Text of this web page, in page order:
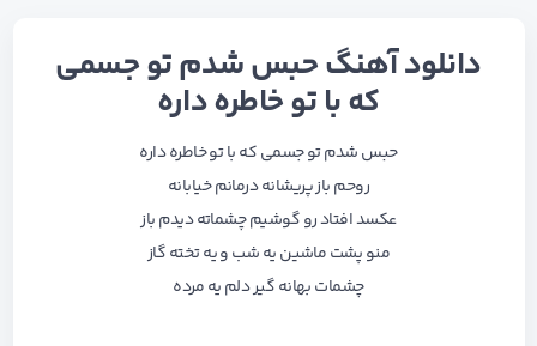
دانلود آهنگ حبس شدم تو جسمی
که با تو خاطره داره
حبس شدم تو جسمی که با تو خاطره داره
روحم باز پریشانه درمانم خیابانه
عکسد افتاد رو گوشیم چشماته دیدم باز
منو پشت ماشین یه شب و یه تخته گاز
چشمات بهانه گیر دلم یه مرده